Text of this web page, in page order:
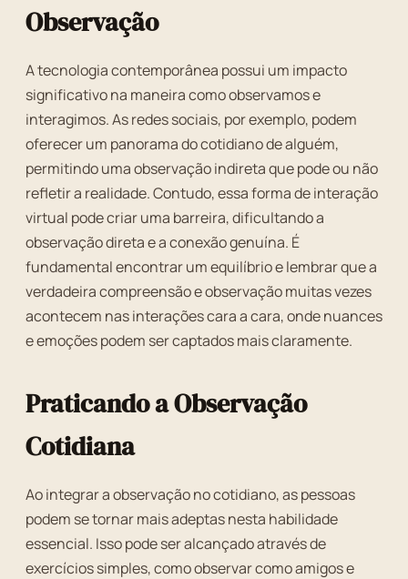
Observação
A tecnologia contemporânea possui um impacto
significativo na maneira como observamos e
interagimos. As redes sociais, por exemplo, podem
oferecer um panorama do cotidiano de alguém,
permitindo uma observação indireta que pode ou não
refletir a realidade. Contudo, essa forma de interação
virtual pode criar uma barreira, dificultando a
observação direta e a conexão genuína. É
fundamental encontrar um equilíbrio e lembrar que a
verdadeira compreensão e observação muitas vezes
acontecem nas interações cara a cara, onde nuances
e emoções podem ser captados mais claramente.
Praticando a Observação
Cotidiana
Ao integrar a observação no cotidiano, as pessoas
podem se tornar mais adeptas nesta habilidade
essencial. Isso pode ser alcançado através de
exercícios simples, como observar como amigos e